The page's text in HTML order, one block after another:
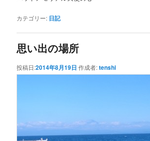
カテゴリー: 日記
思い出の場所
投稿日:2014年8月19日 作成者:tenshi